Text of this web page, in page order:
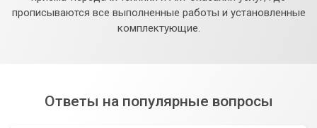
прописываются все выполненные работы и установленные
комплектующие.
Ответы на популярные вопросы